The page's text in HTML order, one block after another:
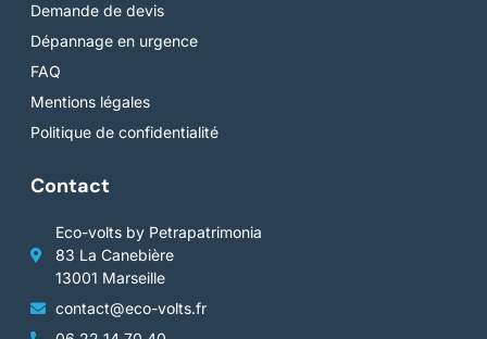
Demande de devis
Dépannage en urgence
FAQ
Mentions légales
Politique de confidentialité
Contact
Eco-volts by Petrapatrimonia
83 La Canebière
13001 Marseille
contact@eco-volts.fr